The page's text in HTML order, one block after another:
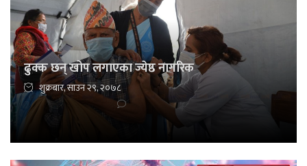
ढुक्क छन् खोप लगाएका ज्येष्ठ नागरिक
शुक्रबार, साउन २९, २०७८